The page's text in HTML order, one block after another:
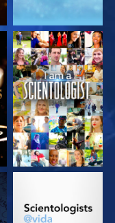
VEJA
EXPLORE A SÉRIE